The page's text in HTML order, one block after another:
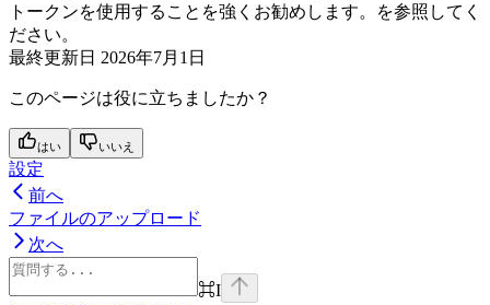
トークンを使用することを強くお勧めします。
を参照してく
ださい。
最終更新日 2026年7月1日
このページは役に立ちましたか？
はい いいえ
設定
前へ
ファイルのアップロード
次へ
⌘I